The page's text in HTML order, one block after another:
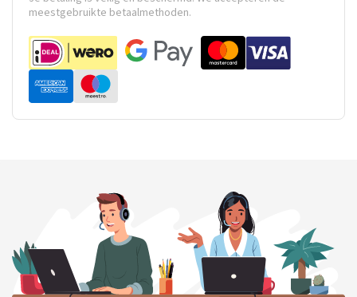
meestgebruikte betaalmethoden.